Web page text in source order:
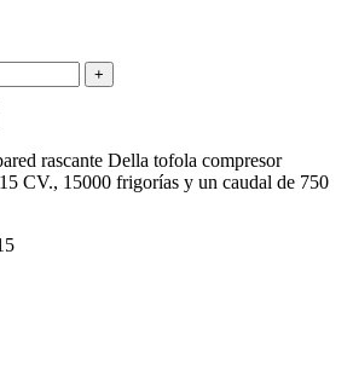
rascante Della tofola compresor
CV., 15000 frigorías y un caudal de 750